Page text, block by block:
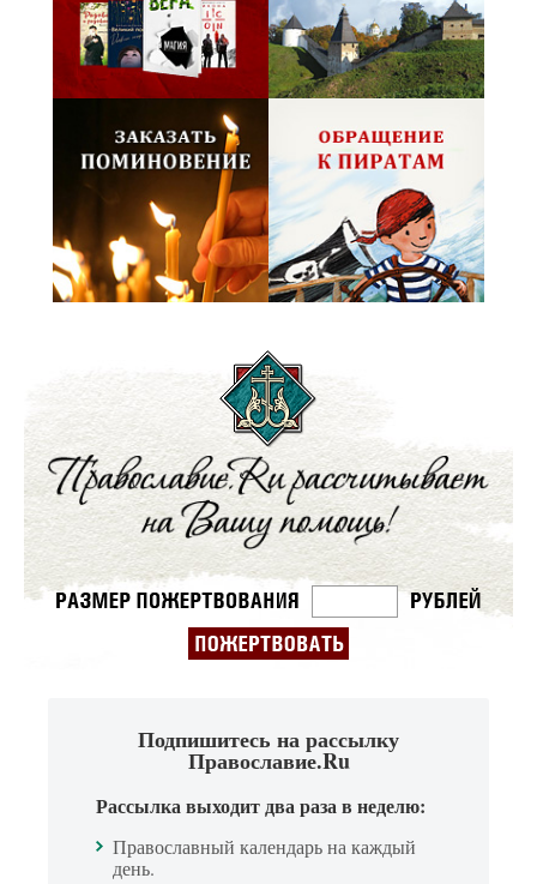
Подпишитесь на рассылку
Православие.Ru
Рассылка выходит два раза в неделю:
Православный календарь на каждый
день.